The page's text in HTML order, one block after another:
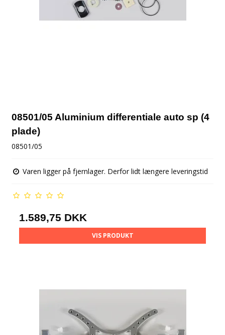
08501/05 Aluminium differentiale auto sp (4
plade)
08501/05
Varen ligger på fjernlager. Derfor lidt længere leveringstid
1.589,75 DKK
VIS PRODUKT